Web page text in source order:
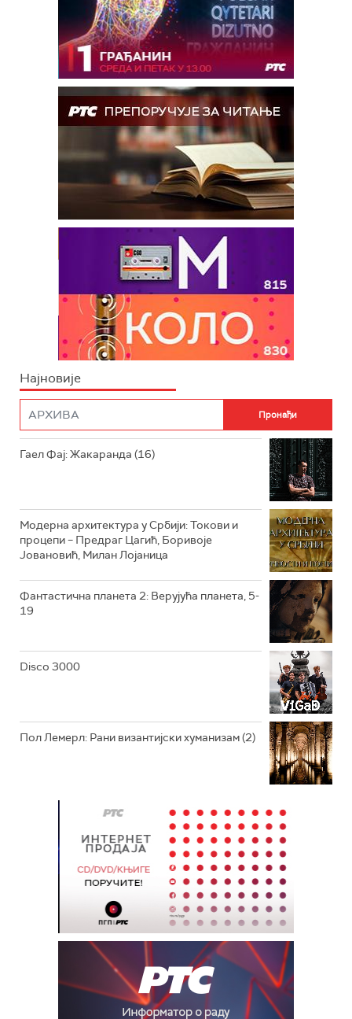
Најновије
Гаел Фај: Жакаранда (16)
Модерна архитектура у Србији: Токови и
процепи – Предраг Цагић, Боривоје
Јовановић, Милан Лојаница
Фантастична планета 2: Верујућа планета, 5-
19
Disco 3000
Пол Лемерл: Рани византијски хуманизам (2)